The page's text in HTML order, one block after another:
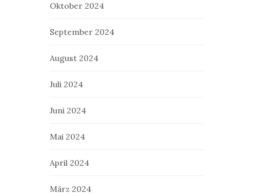
Oktober 2024
September 2024
August 2024
Juli 2024
Juni 2024
Mai 2024
April 2024
März 2024